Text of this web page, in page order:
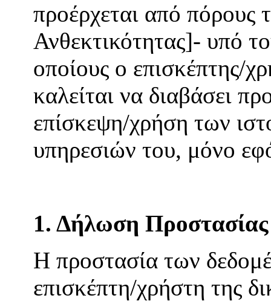
προέρχεται από πόρους
Ανθεκτικότητας]- υπό
οποίους ο επισκέπτης/
καλείται να διαβάσει
επίσκεψη/χρήση των
υπηρεσιών του, μόνο
1. Δήλωση
H προστασία των
επισκέπτη/χρήστη της